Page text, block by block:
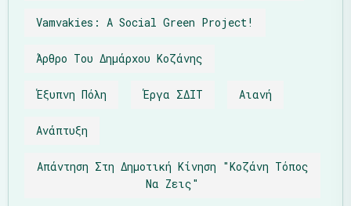
Vamvakies: A Social Green Project!
Άρθρο Του Δημάρχου Κοζάνης
Έξυπνη Πόλη Έργα ΣΔΙΤ Αιανή
Ανάπτυξη
Απάντηση Στη Δημοτική Κίνηση "Κοζάνη Τόπος
Να Ζεις"